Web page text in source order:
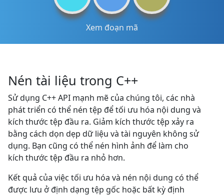
Xem đoạn mã
Nén tài liệu trong C++
Sử dụng C++ API mạnh mẽ của chúng tôi, các nhà
phát triển có thể nén tệp để tối ưu hóa nội dung và
kích thước tệp đầu ra. Giảm kích thước tệp xảy ra
bằng cách dọn dẹp dữ liệu và tài nguyên không sử
dụng. Bạn cũng có thể nén hình ảnh để làm cho
kích thước tệp đầu ra nhỏ hơn.
Kết quả của việc tối ưu hóa và nén nội dung có thể
được lưu ở định dạng tệp gốc hoặc bất kỳ định